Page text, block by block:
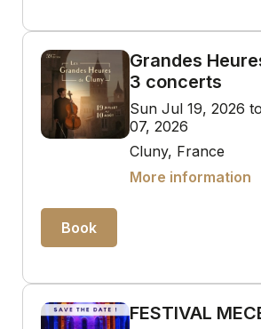
Grandes
3 concerts
Sun Jul 19, 2026
07, 2026
Cluny, France
More information
Book
FESTIVAL